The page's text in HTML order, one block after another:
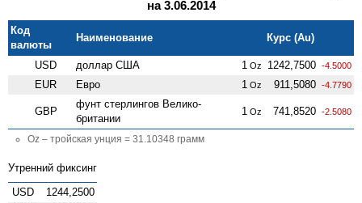
на 3.06.2014
Код
валюты
Наименование Курс (Au)
USD доллар США 1 Oz 1242,7500 -4.5000
EUR Евро 1 Oz 911,5080 -4.7790
GBP
фунт стерлингов Велико­
британии
1 Oz 741,8520 -2.5080
Oz – тройская унция = 31.10348 грамм
Утренний фиксинг
USD
1244,2500